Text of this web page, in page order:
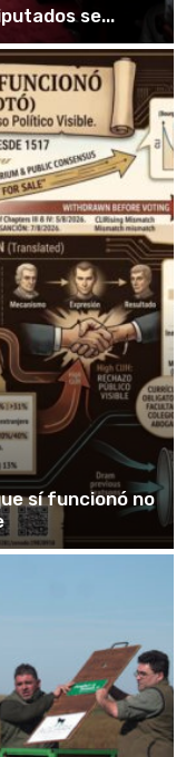
se...
sí funcionó no